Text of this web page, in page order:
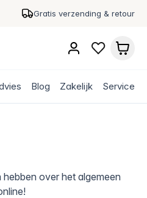
Gratis verzending & retour
Blog Zakelijk Service
over het algemeen